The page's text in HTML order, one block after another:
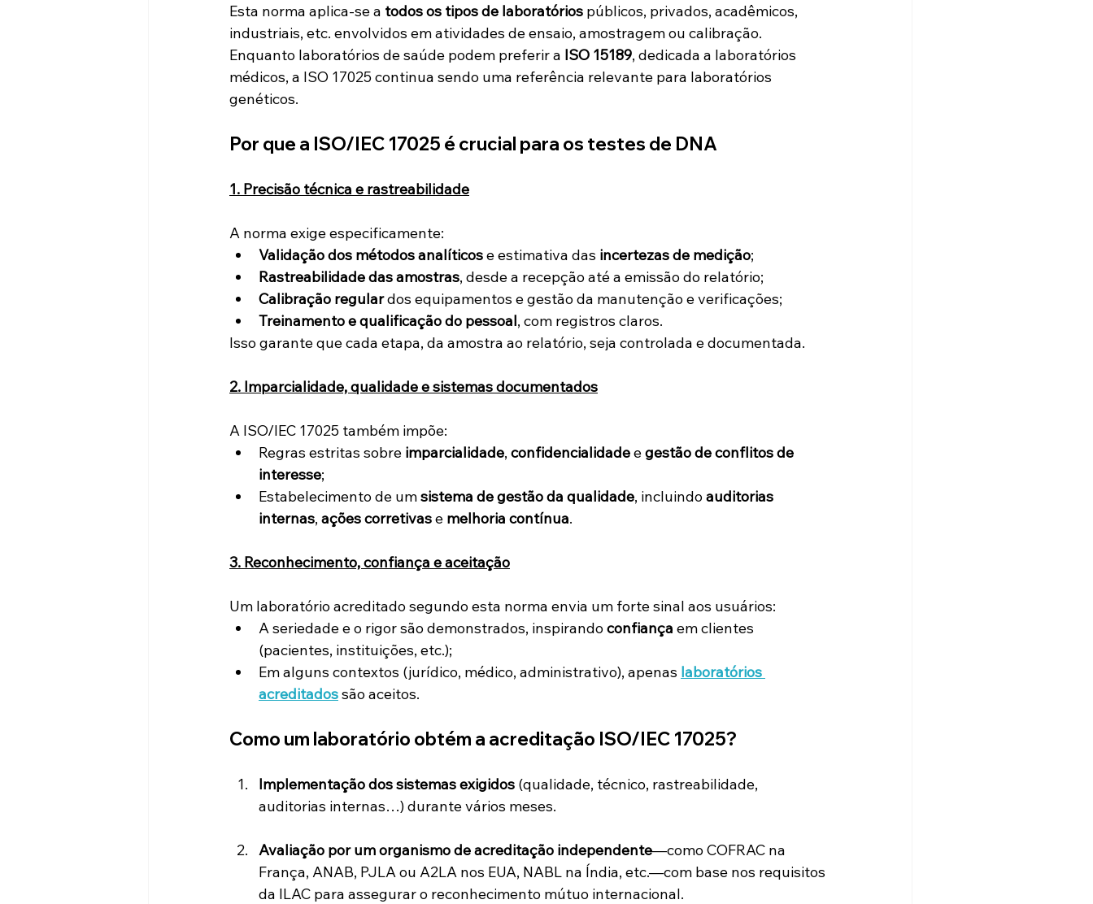
Esta norma aplica-se a todos os tipos de laboratórios públicos, privados, acadêmicos,
industriais, etc. envolvidos em atividades de ensaio, amostragem ou calibração.
Enquanto laboratórios de saúde podem preferir a ISO 15189, dedicada a laboratórios
médicos, a ISO 17025 continua sendo uma referência relevante para laboratórios
genéticos.
Por que a ISO/IEC 17025 é crucial para os testes de DNA
1. Precisão técnica e rastreabilidade
A norma exige especificamente:
Validação dos métodos analíticos e estimativa das incertezas de medição;
Rastreabilidade das amostras, desde a recepção até a emissão do relatório;
Calibração regular dos equipamentos e gestão da manutenção e verificações;
Treinamento e qualificação do pessoal, com registros claros.
Isso garante que cada etapa, da amostra ao relatório, seja controlada e documentada.
2. Imparcialidade, qualidade e sistemas documentados
A ISO/IEC 17025 também impõe:
Regras estritas sobre imparcialidade, confidencialidade e gestão de conflitos de
interesse;
Estabelecimento de um sistema de gestão da qualidade, incluindo auditorias
internas, ações corretivas e melhoria contínua.
3. Reconhecimento, confiança e aceitação
Um laboratório acreditado segundo esta norma envia um forte sinal aos usuários:
A seriedade e o rigor são demonstrados, inspirando confiança em clientes
(pacientes, instituições, etc.);
Em alguns contextos (jurídico, médico, administrativo), apenas laboratórios
acreditados são aceitos.
Como um laboratório obtém a acreditação ISO/IEC 17025?
Implementação dos sistemas exigidos (qualidade, técnico, rastreabilidade,
auditorias internas…) durante vários meses.
Avaliação por um organismo de acreditação independente—como COFRAC na
França, ANAB, PJLA ou A2LA nos EUA, NABL na Índia, etc.—com base nos requisitos
da ILAC para assegurar o reconhecimento mútuo internacional.